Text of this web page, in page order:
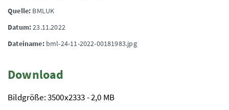
Quelle: BMLUK
Datum:23.11.2022
Dateiname:bml-24-11-2022-00181983.jpg
Download
Bildgröße: 3500x2333 - 2,0 MB